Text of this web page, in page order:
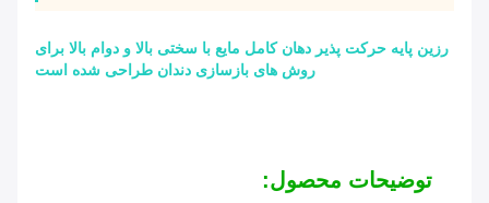
رزین پایه حرکت پذیر دهان کامل مایع با سختی بالا و دوام بالا برای
روش های بازسازی دندان طراحی شده است
توضیحات محصول: